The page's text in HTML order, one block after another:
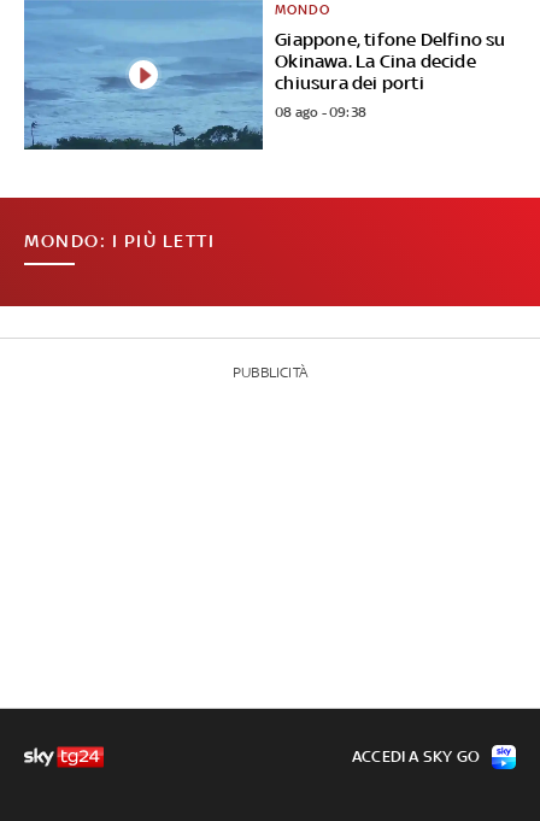
Giappone, tifone Delfino su
Okinawa. La Cina decide
chiusura dei porti
MONDO
08 ago - 09:38
MONDO: I PIÙ LETTI
PUBBLICITÀ
ACCEDI A SKY GO